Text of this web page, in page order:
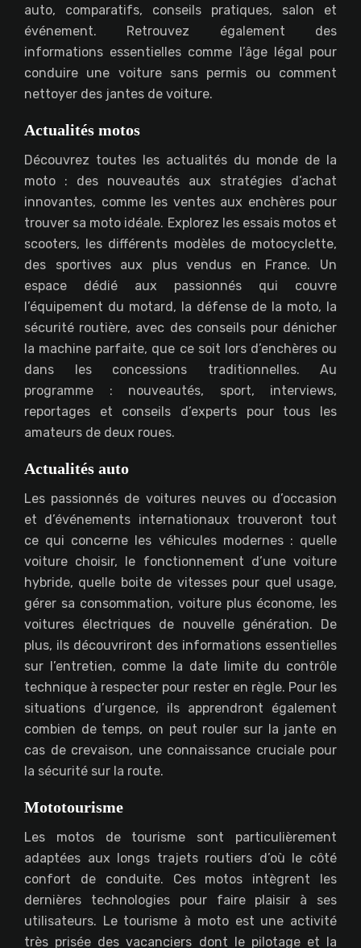
auto, comparatifs, conseils pratiques, salon et
événement. Retrouvez également des
informations essentielles comme l’âge légal pour
conduire une voiture sans permis ou comment
nettoyer des jantes de voiture.
Actualités motos
Découvrez toutes les actualités du monde de la
moto : des nouveautés aux stratégies d’achat
innovantes, comme les ventes aux enchères pour
trouver sa moto idéale. Explorez les essais motos et
scooters, les différents modèles de motocyclette,
des sportives aux plus vendus en France. Un
espace dédié aux passionnés qui couvre
l’équipement du motard, la défense de la moto, la
sécurité routière, avec des conseils pour dénicher
la machine parfaite, que ce soit lors d’enchères ou
dans les concessions traditionnelles. Au
programme : nouveautés, sport, interviews,
reportages et conseils d’experts pour tous les
amateurs de deux roues.
Actualités auto
Les passionnés de voitures neuves ou d’occasion
et d’événements internationaux trouveront tout
ce qui concerne les véhicules modernes : quelle
voiture choisir, le fonctionnement d’une voiture
hybride, quelle boite de vitesses pour quel usage,
gérer sa consommation, voiture plus économe, les
voitures électriques de nouvelle génération. De
plus, ils découvriront des informations essentielles
sur l’entretien, comme la date limite du contrôle
technique à respecter pour rester en règle. Pour les
situations d’urgence, ils apprendront également
combien de temps, on peut rouler sur la jante en
cas de crevaison, une connaissance cruciale pour
la sécurité sur la route.
Mototourisme
Les motos de tourisme sont particulièrement
adaptées aux longs trajets routiers d’où le côté
confort de conduite. Ces motos intègrent les
dernières technologies pour faire plaisir à ses
utilisateurs. Le tourisme à moto est une activité
très prisée des vacanciers dont le pilotage et la